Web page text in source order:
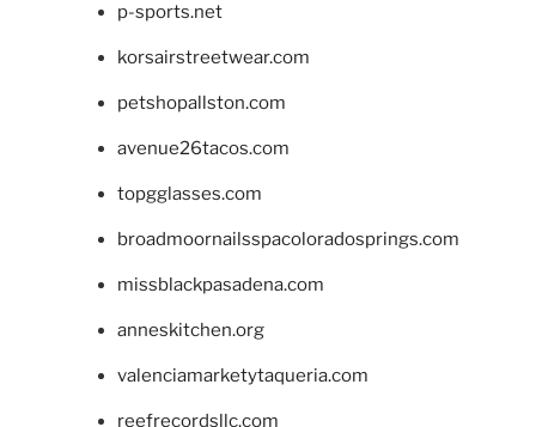
p-sports.net
korsairstreetwear.com
petshopallston.com
avenue26tacos.com
topgglasses.com
broadmoornailsspacoloradosprings.com
missblackpasadena.com
anneskitchen.org
valenciamarketytaqueria.com
reefrecordsllc.com